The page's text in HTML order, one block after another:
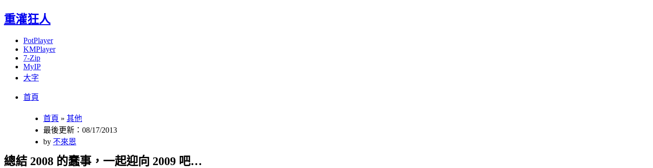
重灌狂人
PotPlayer
KMPlayer
7-Zip
MyIP
大字
首頁
首頁 » 其他
最後更新：08/17/2013
by 不來恩
總結 2008 的蠢事，一起迎向 2009 吧…